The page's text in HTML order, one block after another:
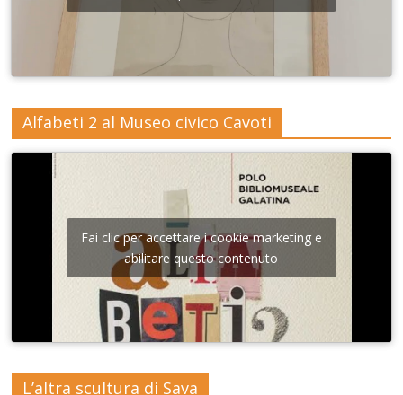
Alfabeti 2 al Museo civico Cavoti
Fai clic per accettare i cookie marketing e
abilitare questo contenuto
L’altra scultura di Sava